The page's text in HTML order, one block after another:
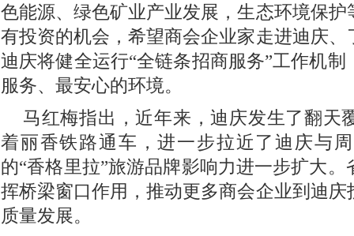
色能源、绿色矿业产业发展，生态环境保
有投资的机会，希望商会企业家走进迪庆
迪庆将健全运行“全链条招商服务”工作机
服务、最安心的环境。
马红梅指出，近年来，迪庆发生了翻天
着丽香铁路通车，进一步拉近了迪庆与
的“香格里拉”旅游品牌影响力进一步扩大
挥桥梁窗口作用，推动更多商会企业到迪
质量发展。